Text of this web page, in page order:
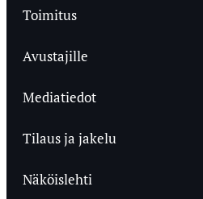
Toimitus
Avustajille
Mediatiedot
Tilaus ja jakelu
Näköislehti